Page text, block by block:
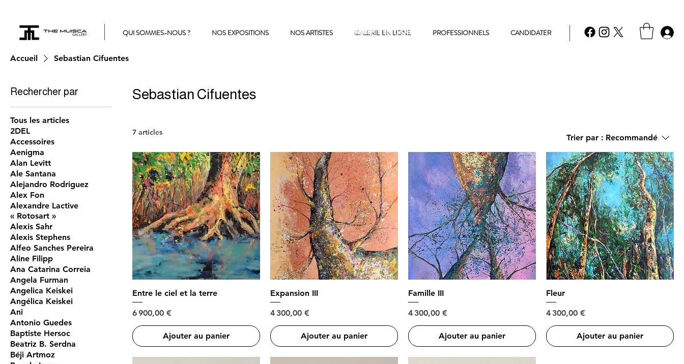
QUI SOMMES-NOUS ? NOS EXPOSITIONS NOS ARTISTES GALERIE EN LIGNE PROFESSIONNELS CANDIDATER
GALERIE EN LIGNE
Accueil Sebastian Cifuentes
Rechercher par
Tous les articles
2DEL
Accessoires
Aenigma
Alan Levitt
Ale Santana
Alejandro Rodriguez
Alex Fon
Alexandre Lactive
« Rotosart »
Alexis Sahr
Alexis Stephens
Alfeo Sanches Pereira
Aline Filipp
Ana Catarina Correia
Angela Furman
Angelica Keiskei
Angélica Keiskei
Ani
Antonio Guedes
Baptiste Hersoc
Beatriz B. Serdna
Béji Artmoz
Sebastian Cifuentes
7 articles
Trier par : Recommandé
Entre le ciel et la terre
Prix
6 900,00 €
Ajouter au panier
Expansion III
Prix
4 300,00 €
Ajouter au panier
Famille III
Prix
4 300,00 €
Ajouter au panier
Fleur
Prix
4 300,00 €
Ajouter au panier